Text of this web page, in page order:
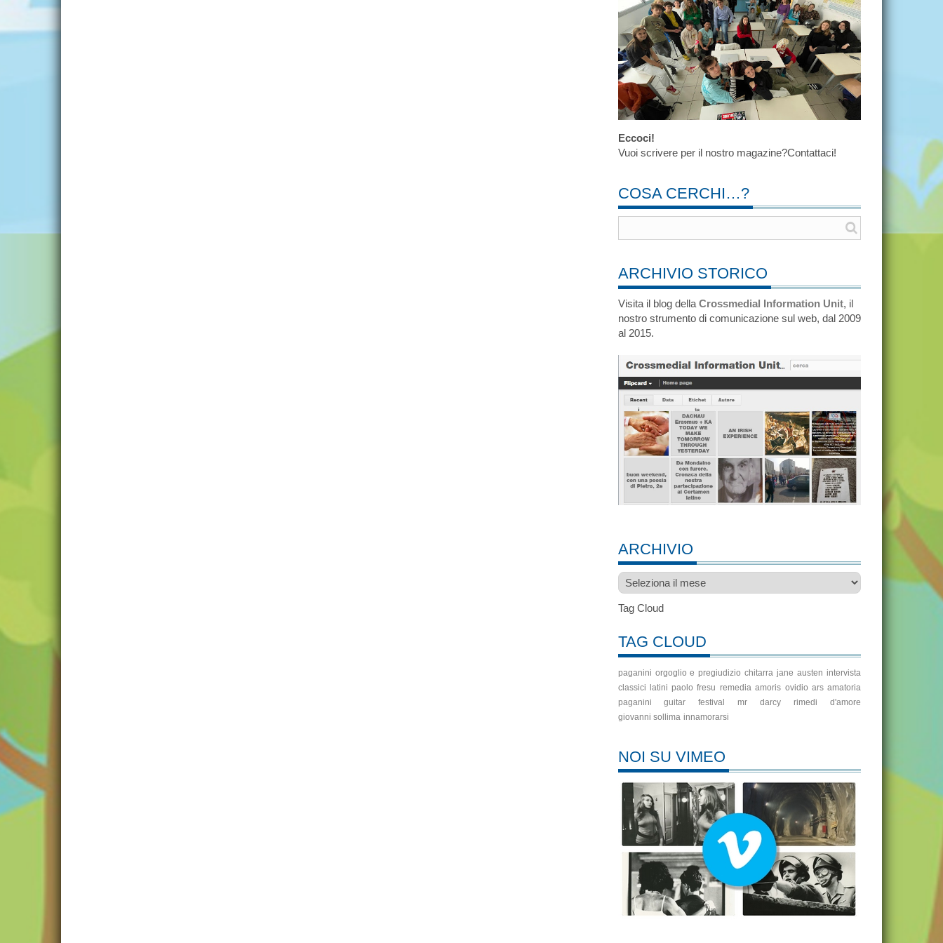
Eccoci!
Vuoi scrivere per il nostro magazine?Contattaci!
COSA CERCHI…?
ARCHIVIO STORICO
Visita il blog della Crossmedial Information Unit, il
nostro strumento di comunicazione sul web, dal 2009
al 2015.
ARCHIVIO
Archivio
Tag Cloud
TAG CLOUD
paganini orgoglio e pregiudizio chitarra jane austen intervista
classici latini paolo fresu remedia amoris ovidio ars amatoria
paganini guitar festival
mr darcy
rimedi d'amore
giovanni sollima innamorarsi
NOI SU VIMEO